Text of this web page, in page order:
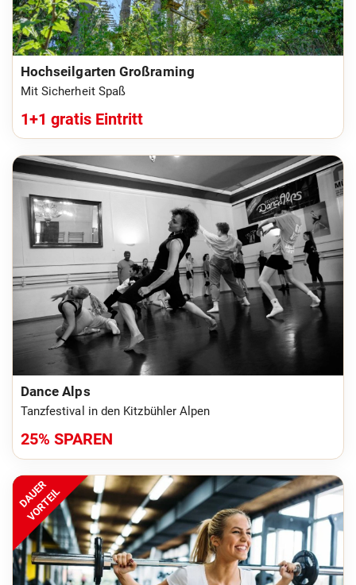
Hochseilgarten Großraming
Mit Sicherheit Spaß
1+1 gratis Eintritt
Dance Alps
Tanzfestival in den Kitzbühler Alpen
25% SPAREN
DAUER
VORTEIL